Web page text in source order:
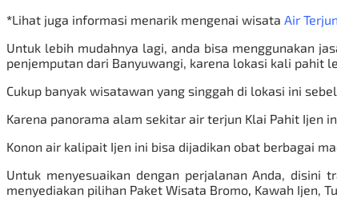
*Lihat juga informasi menarik mengenai wisata Air
Untuk lebih mudahnya lagi, anda bisa menggunakan
penjemputan dari Banyuwangi, karena lokasi kali pahit
Cukup banyak wisatawan yang singgah di lokasi ini
Karena panorama alam sekitar air terjun Klai Pahit Ijen
Konon air kalipait Ijen ini bisa dijadikan obat berbagai
Untuk menyesuaikan dengan perjalanan Anda, disini
menyediakan pilihan Paket Wisata Bromo Kawah Ijen,